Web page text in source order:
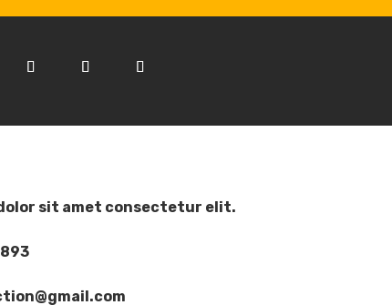
sit amet consectetur elit.